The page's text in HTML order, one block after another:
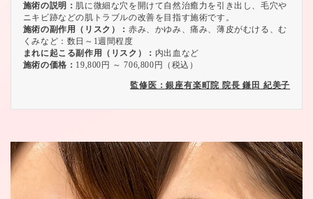
施術の説明： 肌に微細な穴を開けて自然治癒力を引き出し、毛穴や
ニキビ跡などの肌トラブルの改善を目指す施術です。
施術の副作用（リスク）： 赤み、かゆみ、痛み、薄皮がむける、む
くみなど：数日～1週間程度
まれに起こる副作用（リスク）： 内出血など
施術の価格： 19,800円 ～ 706,800円（税込）
監修医：銀座有楽町院 院長 鎌田 紀美子